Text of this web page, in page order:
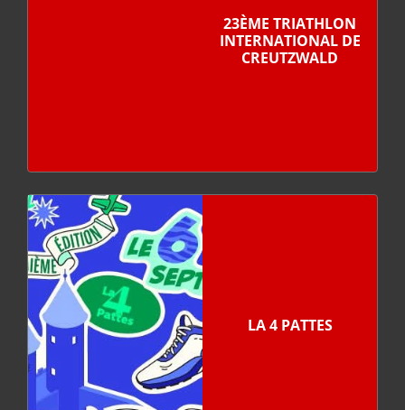
23ÈME TRIATHLON
INTERNATIONAL DE
CREUTZWALD
LA 4 PATTES